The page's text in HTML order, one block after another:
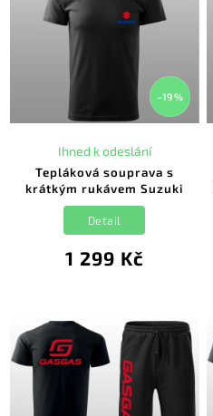
–19 %
Tepláková souprava s
krátkým rukávem Suzuki
Ihned k odeslání
1 299 Kč
Detail